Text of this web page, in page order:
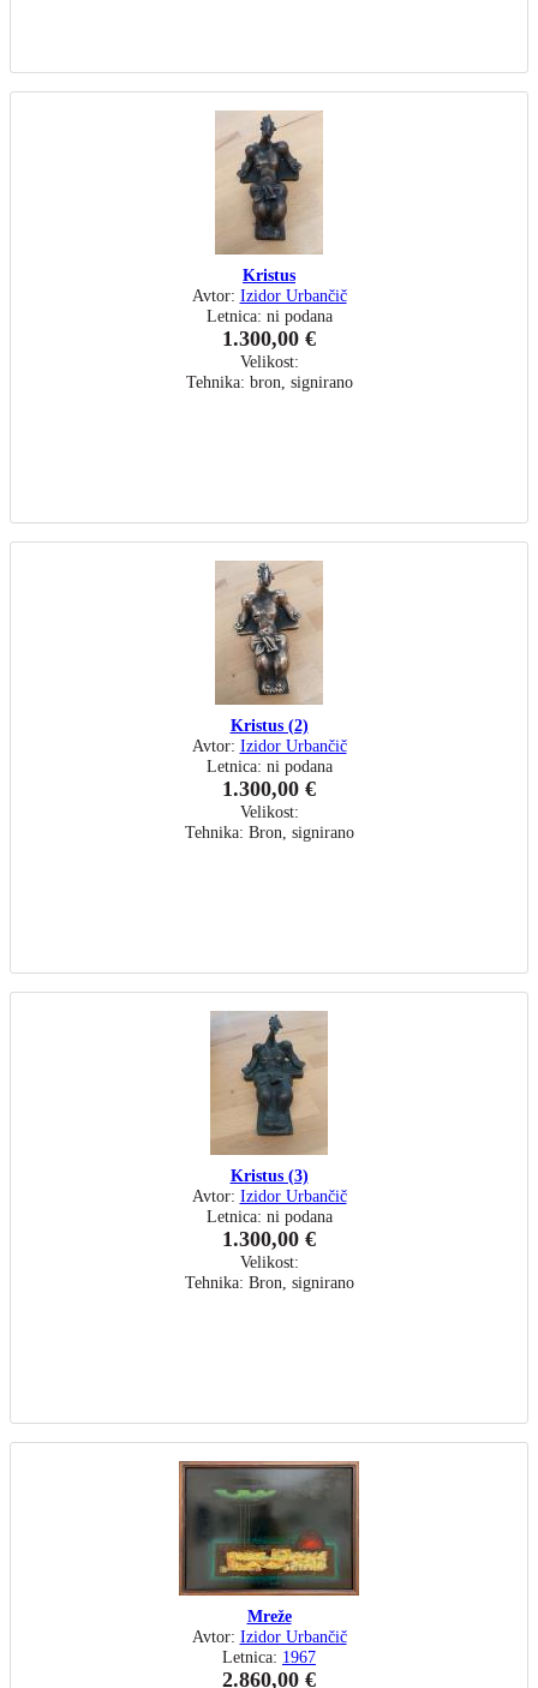
Kristus
Avtor: Izidor Urbančič
Letnica: ni podana
1.300,00 €
Velikost:
Tehnika: bron, signirano
Kristus (2)
Avtor: Izidor Urbančič
Letnica: ni podana
1.300,00 €
Velikost:
Tehnika: Bron, signirano
Kristus (3)
Avtor: Izidor Urbančič
Letnica: ni podana
1.300,00 €
Velikost:
Tehnika: Bron, signirano
Mreže
Avtor: Izidor Urbančič
Letnica: 1967
2.860,00 €